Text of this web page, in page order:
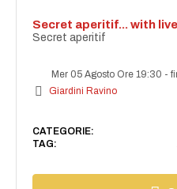
Secret aperitif... with
Secret aperitif
Mer 05 Agosto Ore 19:30 -
Giardini Ravino
CATEGORIE:
TAG: